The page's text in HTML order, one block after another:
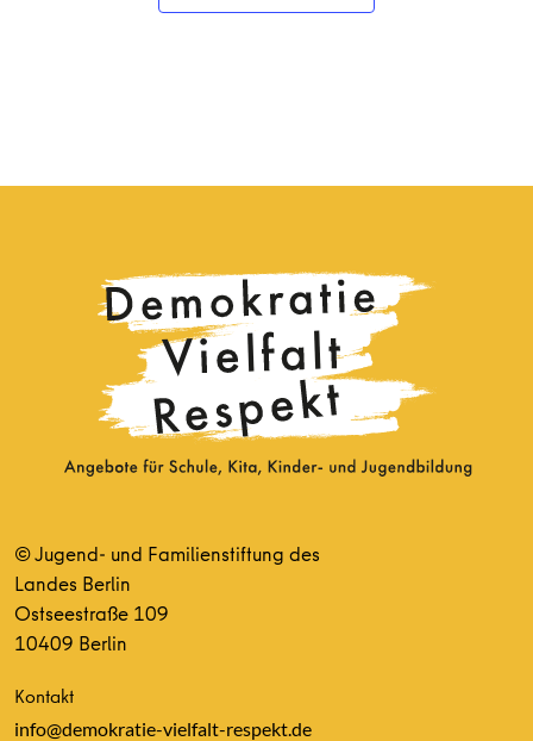
© Jugend- und Familienstiftung des
Landes Berlin
Ostseestraße 109
10409 Berlin
Kontakt
info@demokratie-vielfalt-respekt.de